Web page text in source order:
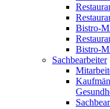
Bistro-
Bistro-
Sachbearbeiter